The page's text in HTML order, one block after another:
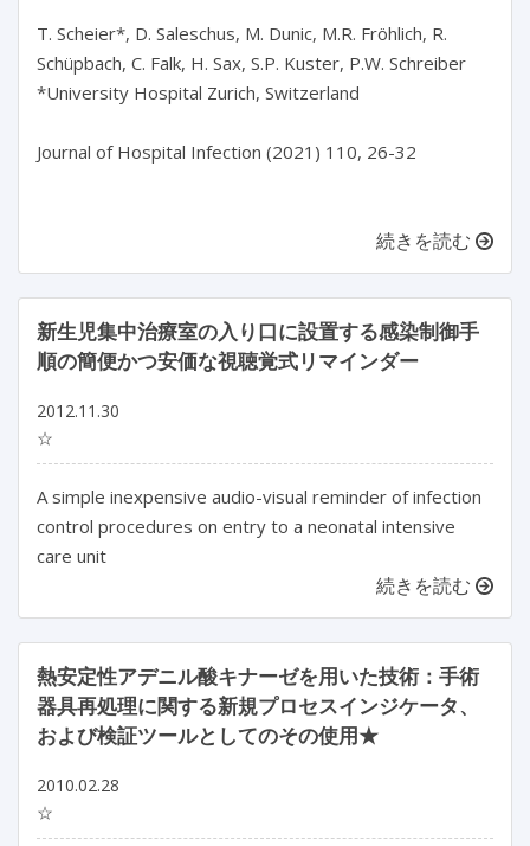
T. Scheier*, D. Saleschus, M. Dunic, M.R. Fröhlich, R.
Schüpbach, C. Falk, H. Sax, S.P. Kuster, P.W. Schreiber
*University Hospital Zurich, Switzerland
Journal of Hospital Infection (2021) 110, 26-32
続きを読む
新生児集中治療室の入り口に設置する感染制御手
順の簡便かつ安価な視聴覚式リマインダー
2012.11.30
☆
A simple inexpensive audio-visual reminder of infection
control procedures on entry to a neonatal intensive
care unit
続きを読む
熱安定性アデニル酸キナーゼを用いた技術：手術
器具再処理に関する新規プロセスインジケータ、
および検証ツールとしてのその使用★
2010.02.28
☆